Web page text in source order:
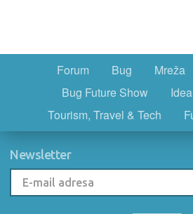
Forum Bug Mreža
Bug Future Show
Tourism, Travel & Tech
Newsletter